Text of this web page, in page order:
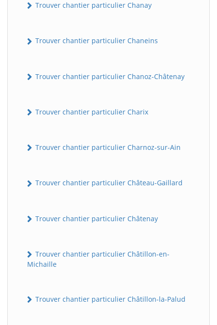
Trouver chantier particulier Chanay
Trouver chantier particulier Chaneins
Trouver chantier particulier Chanoz-Châtenay
Trouver chantier particulier Charix
Trouver chantier particulier Charnoz-sur-Ain
Trouver chantier particulier Château-Gaillard
Trouver chantier particulier Châtenay
Trouver chantier particulier Châtillon-en-
Michaille
Trouver chantier particulier Châtillon-la-Palud